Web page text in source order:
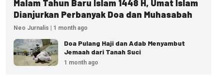
Malam Tahun Baru Islam 1448 H, Umat Islam
Dianjurkan Perbanyak Doa dan Muhasabah
Neo Jurnalis | 1 month ago
Doa Pulang Haji dan Adab Menyambut
Jemaah dari Tanah Suci
1 month ago